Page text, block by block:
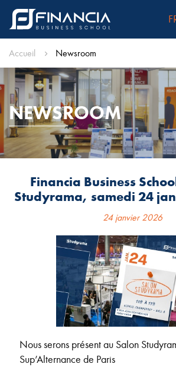
Accueil Newsroom
NEWSROOM
Financia Business
Studyrama, samedi 24
24 janvier 2026
Nous serons présent au Salon
Sup’Alternance de Paris